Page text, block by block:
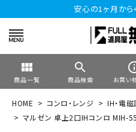
安心の1ヶ月か
view_module
商品一覧
search
商品検索 お買い
HOME コンロ・レンジ
IH・電
マルゼン 卓上2口IHコンロ MIH-